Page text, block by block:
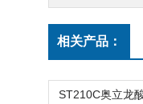
相关产品：